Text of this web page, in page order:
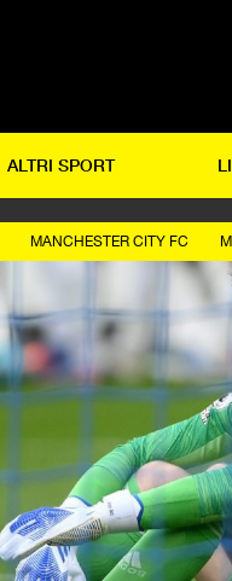
ALTRI SPORT
MANCHESTER CITY FC